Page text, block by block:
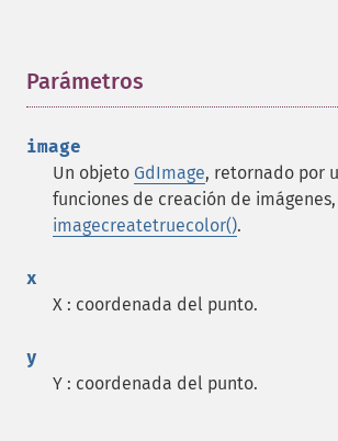
Parámetros
image
Un objeto GdImage, retornado por
funciones de creación de
imagecreatetruecolor().
x
X : coordenada del punto.
y
Y : coordenada del punto.